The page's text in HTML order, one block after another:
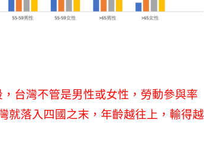
台灣不管是男性或女性，勞動參與率
就落入四國之末，年齡越往上，輸得越